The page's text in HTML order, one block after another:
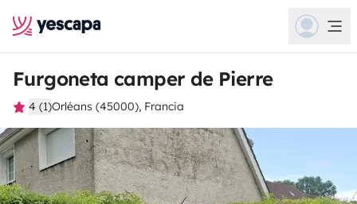
Furgoneta camper de Pierre
4 (1)Orléans (45000), Francia